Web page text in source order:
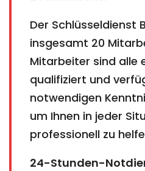
Der Schlüsseldienst
insgesamt 20
Mitarbeiter sind alle
qualifiziert und
notwendigen
um Ihnen in jeder
professionell zu
24-Stunden-